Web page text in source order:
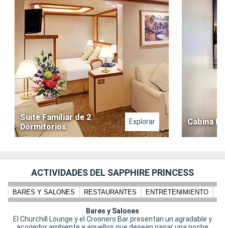
quedando muy pocas opciones sencillas que en 15 dias de
crucero terminas aburrido de comer lo mismo.
Suite Familiar de 2
Dormitorios
Explorar Cabina
ACTIVIDADES DEL SAPPHIRE PRINCESS
BARES Y SALONES RESTAURANTES ENTRETENIMIENTO
Bares y Salones
El Churchill Lounge y el Crooners Bar presentan un agradable y